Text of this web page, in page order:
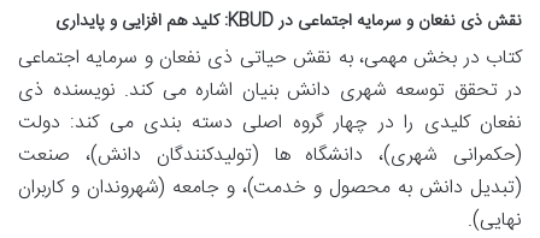
نقش ذی نفعان و سرمایه اجتماعی در KBUD: کلید هم افزایی و پایداری
کتاب در بخش مهمی، به نقش حیاتی ذی نفعان و سرمایه اجتماعی
در تحقق توسعه شهری دانش بنیان اشاره می کند. نویسنده ذی
نفعان کلیدی را در چهار گروه اصلی دسته بندی می کند: دولت
(حکمرانی شهری)، دانشگاه ها (تولیدکنندگان دانش)، صنعت
(تبدیل دانش به محصول و خدمت)، و جامعه (شهروندان و کاربران
نهایی).